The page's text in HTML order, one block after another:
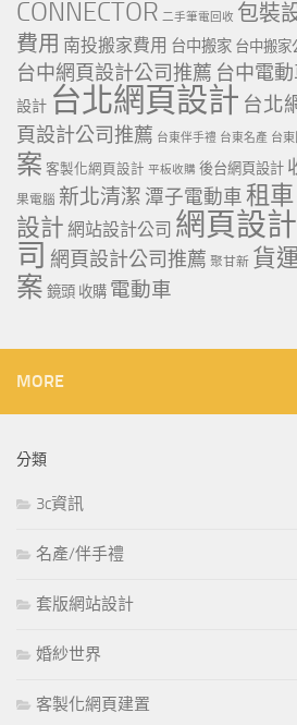
CONNECTOR 二手筆電回收 包裝
費用 南投搬家費用 台中搬家 台中搬家
台中網頁設計公司推薦 台中電
設計 台北網頁設計 台北
頁設計公司推薦 台東伴手禮 台東名產 台
案 客製化網頁設計 平板收購 後台網頁設計
果電腦 新北清潔 潭子電動車租車
設計 網站設計公司 網頁設計
司 網頁設計公司推薦 聚甘新 貨
案 鏡頭 收購 電動車
MORE
分類
3c資訊
名產/伴手禮
套版網站設計
婚紗世界
客製化網頁建置